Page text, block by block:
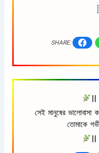
SHARE:
সেই মানুষের ভালোবাসা
তোমাকে